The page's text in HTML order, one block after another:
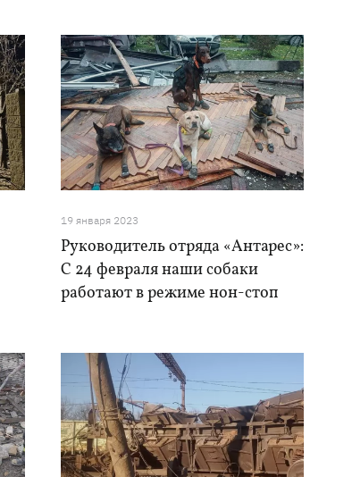
19 января 2023
Руководитель отряда «Антарес»:
С 24 февраля наши собаки
работают в режиме нон-стоп